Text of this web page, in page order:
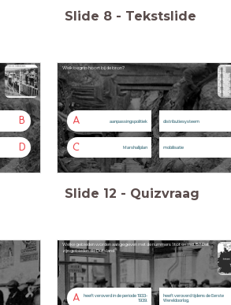
Slide 8 - Tekstslide
B
D
Welk begrip hoort bij de bron?
A aanpassingspolitiek distributiesysteem
C Marshallplan mobilisatie
Slide 12 - Quizvraag
Welke gebieden worden aangegeven met de nummers 1 tot en met 8? Dat
zijn gebieden die Duitsland
A
heeft veroverd in de periode 1933-
1939.
heeft veroverd tijdens de Eerste
Wereldoorlog.